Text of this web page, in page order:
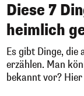
Diese 7
heimlich
Es gibt Dinge, die
erzählen. Man
bekannt vor? Hier